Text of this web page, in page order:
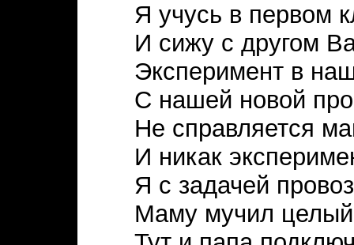
Я учусь в первом
И сижу с другом
Эксперимент в
С нашей новой
Не справляется
И никак
Я с задачей
Маму мучил